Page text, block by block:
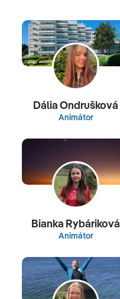
Dália Ondrušková
Animátor
Bianka Rybáriková
Animátor